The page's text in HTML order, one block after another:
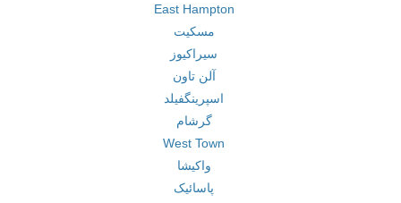
East Hampton
مسکیت
سیراکیوز
آلن تاون
اسپرینگفیلد
گرشام
West Town
واکیشا
پاسائیک